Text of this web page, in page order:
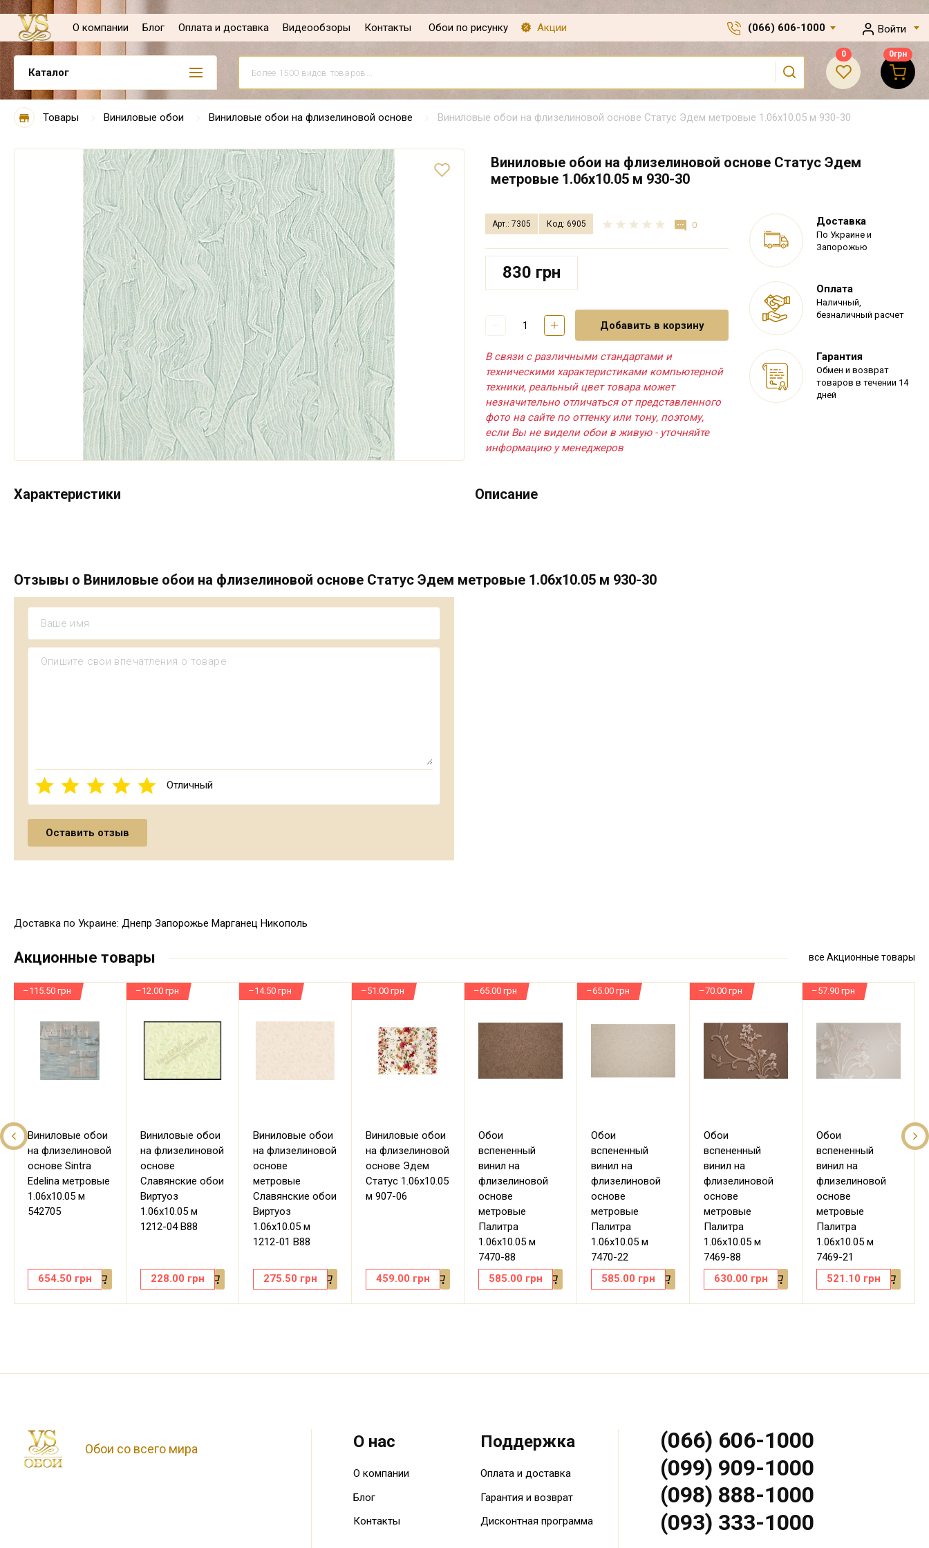
О компании Блог Оплата и доставка Видеообзоры Контакты Обои по рисунку Акции (066) 606-1000 Войти
Каталог
0 0грн
Товары Виниловые обои Виниловые обои на флизелиновой основе Виниловые обои на флизелиновой основе Статус Эдем метровые 1.06х10.05 м 930-30
Виниловые обои на флизелиновой основе Статус Эдем
метровые 1.06х10.05 м 930-30
Арт.: 7305 Код: 6905 0
830 грн
Добавить в корзину
В связи с различными стандартами и
техническими характеристиками компьютерной
техники, реальный цвет товара может
незначительно отличаться от представленного
фото на сайте по оттенку или тону, поэтому,
если Вы не видели обои в живую - уточняйте
информацию у менеджеров
Доставка
По Украине и
Запорожью
Оплата
Наличный,
безналичный расчет
Гарантия
Обмен и возврат
товаров в течении 14
дней
Характеристики Описание
Отзывы о Виниловые обои на флизелиновой основе Статус Эдем метровые 1.06х10.05 м 930-30
Отличный
Доставка по Украине: Днепр Запорожье Марганец Никополь
Акционные товары все Акционные товары
Виниловые обои
на флизелиновой
основе Sintra
Edelina метровые
1.06х10.05 м
542705
654.50 грн
–115.50 грн
Виниловые обои
на флизелиновой
основе
Славянские обои
Виртуоз
1.06х10.05 м
1212-04 В88
228.00 грн
–12.00 грн
Виниловые обои
на флизелиновой
основе
метровые
Славянские обои
Виртуоз
1.06х10.05 м
1212-01 В88
275.50 грн
–14.50 грн
Виниловые обои
на флизелиновой
основе Эдем
Статус 1.06х10.05
м 907-06
459.00 грн
–51.00 грн
Обои
вспененный
винил на
флизелиновой
основе
метровые
Палитра
1.06х10.05 м
7470-88
585.00 грн
–65.00 грн
Обои
вспененный
винил на
флизелиновой
основе
метровые
Палитра
1.06х10.05 м
7470-22
585.00 грн
–65.00 грн
Обои
вспененный
винил на
флизелиновой
основе
метровые
Палитра
1.06х10.05 м
7469-88
630.00 грн
–70.00 грн
Обои
вспененный
винил на
флизелиновой
основе
метровые
Палитра
1.06х10.05 м
7469-21
521.10 грн
–57.90 грн
Обои со всего мира О нас
О компании
Блог
Контакты
Поддержка
Оплата и доставка
Гарантия и возврат
Дисконтная программа
(066) 606-1000
(099) 909-1000
(098) 888-1000
(093) 333-1000